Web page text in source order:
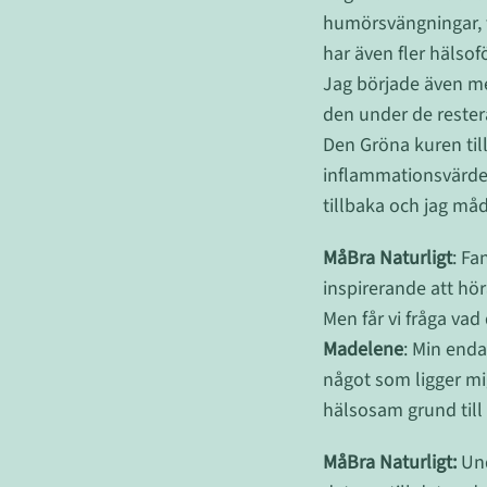
har även fler
Jag började även
den under de
Den Gröna kuren
tillbaka och jag
MåBra Naturligt:
inspirerande att
Men får vi fråga
Madelene: Min
något som ligger
hälsosam grund till
MåBra Naturligt: